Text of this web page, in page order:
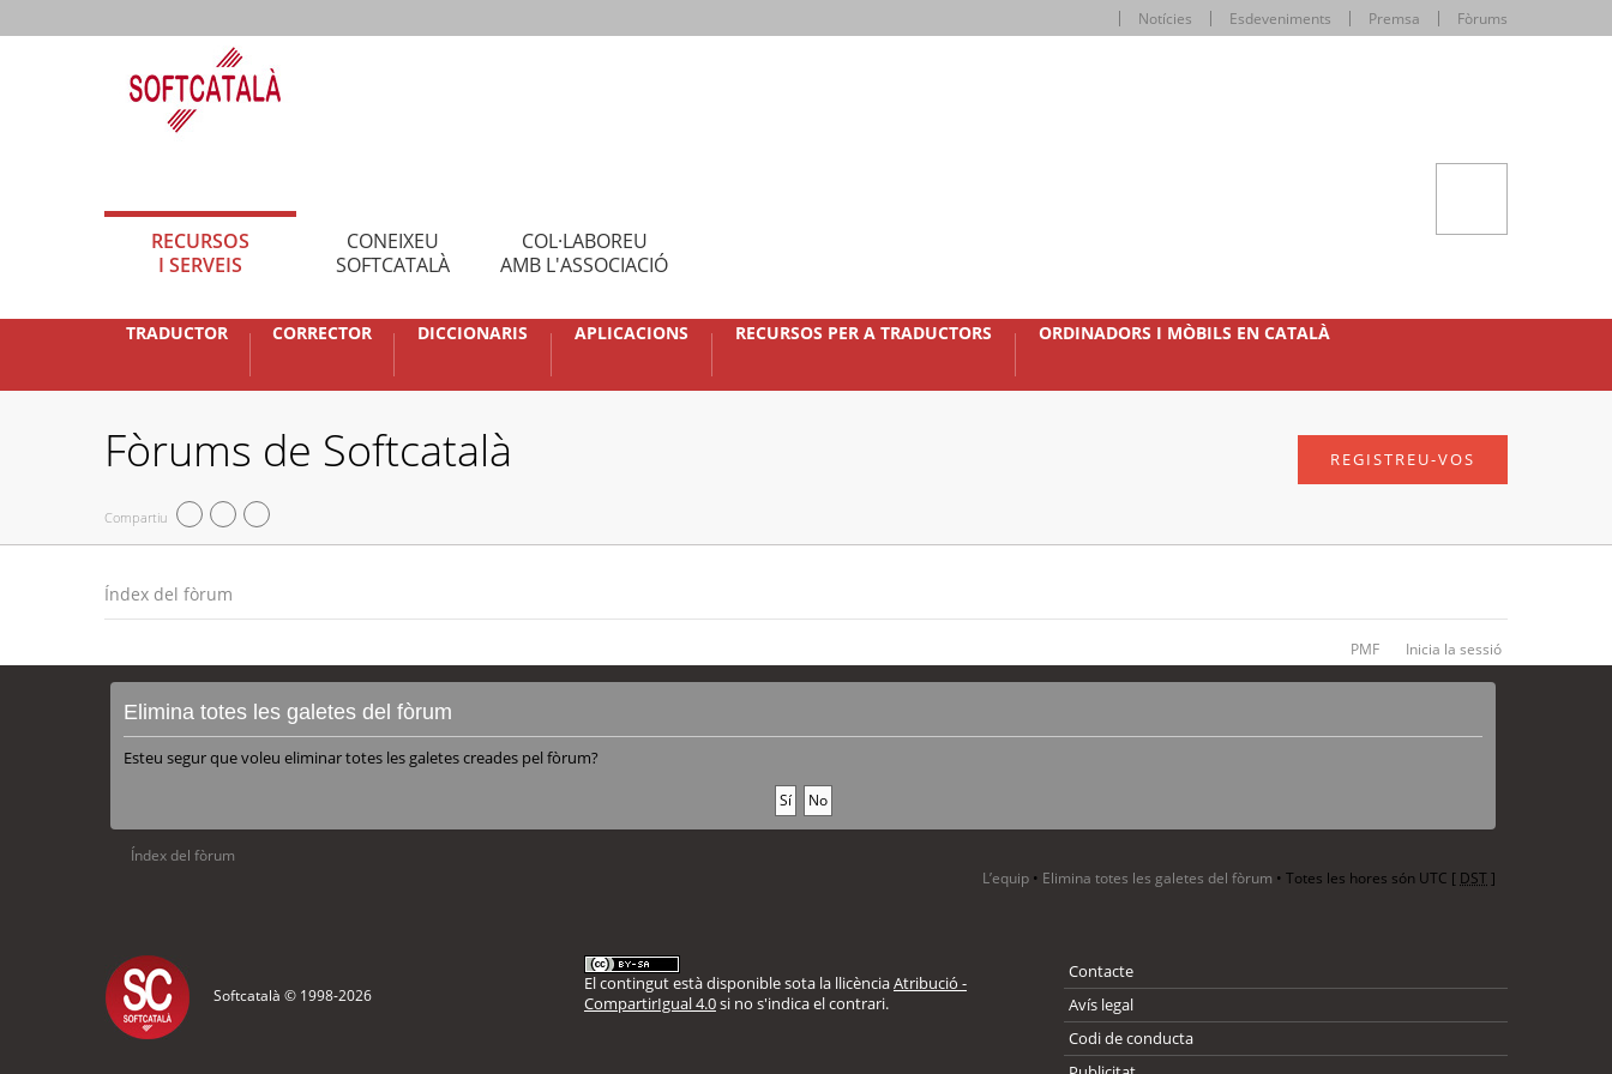
Notícies Esdeveniments Premsa Fòrums
RECURSOS
I SERVEIS
CONEIXEU
SOFTCATALÀ
COL·LABOREU
AMB L'ASSOCIACIÓ
TRADUCTOR CORRECTOR DICCIONARIS APLICACIONS RECURSOS PER A TRADUCTORS ORDINADORS I MÒBILS EN CATALÀ
Fòrums de Softcatalà
Compartiu
REGISTREU-VOS
Índex del fòrum
PMF Inicia la sessió
Elimina totes les galetes del fòrum
Esteu segur que voleu eliminar totes les galetes creades pel fòrum?
Índex del fòrum
L’equip • Elimina totes les galetes del fòrum • Totes les hores són UTC [ DST]
Softcatalà © 1998-2026
El contingut està disponible sota la llicènciaAtribució -
CompartirIgual 4.0si no s'indica el contrari.
Contacte
Avís legal
Codi de conducta